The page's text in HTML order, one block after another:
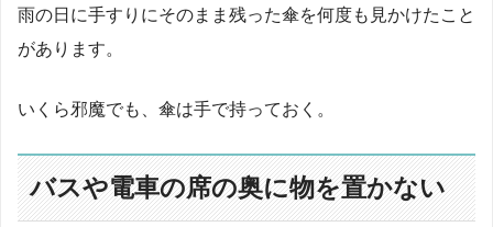
雨の日に手すりにそのまま残った傘を何度も見かけたこと
があります。
いくら邪魔でも、傘は手で持っておく。
バスや電車の席の奥に物を置かない